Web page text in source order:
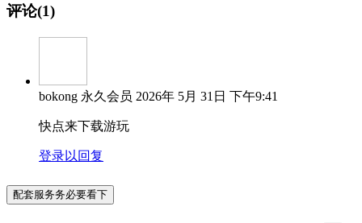
评论(1)
bokong 永久会员 2026年 5月 31日 下午9:41
快点来下载游玩
登录以回复
配套服务务必要看下